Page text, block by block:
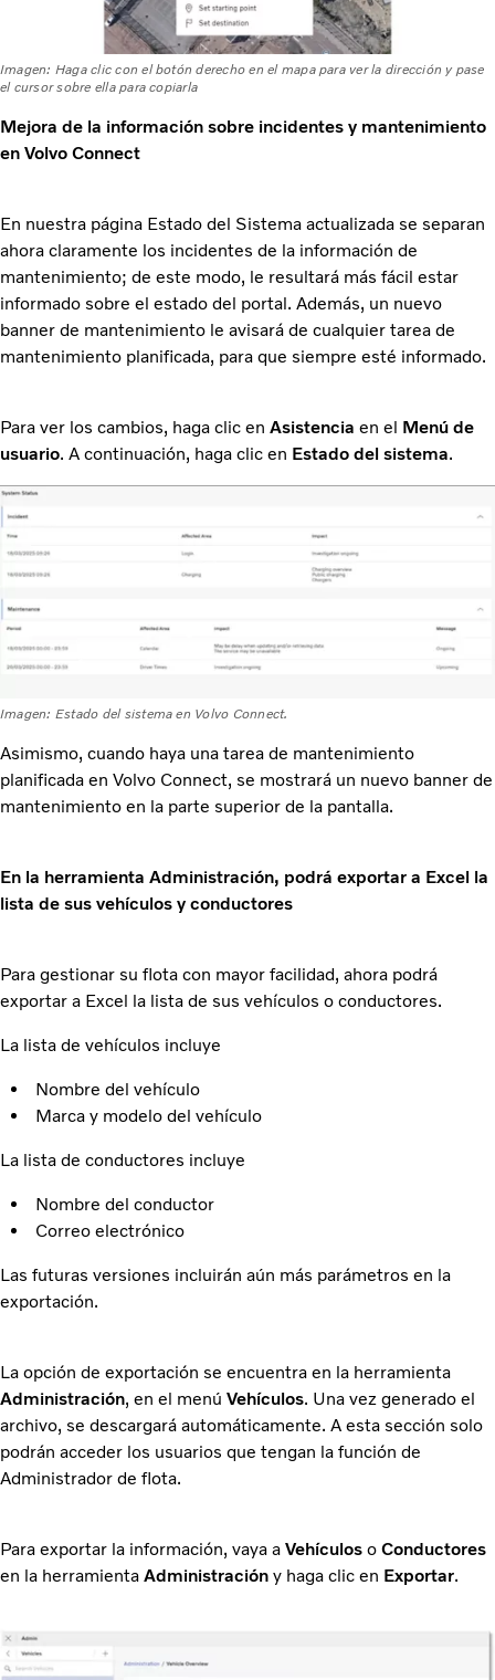
Imagen: Haga clic con el botón derecho en el mapa para ver la dirección y pase
el cursor sobre ella para copiarla
Mejora de la información sobre incidentes y mantenimiento
en Volvo Connect
En nuestra página Estado del Sistema actualizada se separan
ahora claramente los incidentes de la información de
mantenimiento; de este modo, le resultará más fácil estar
informado sobre el estado del portal. Además, un nuevo
banner de mantenimiento le avisará de cualquier tarea de
mantenimiento planificada, para que siempre esté informado.
Para ver los cambios, haga clic en Asistencia en el Menú de
usuario. A continuación, haga clic en Estado del sistema.
Imagen: Estado del sistema en Volvo Connect.
Asimismo, cuando haya una tarea de mantenimiento
planificada en Volvo Connect, se mostrará un nuevo banner de
mantenimiento en la parte superior de la pantalla.
En la herramienta Administración, podrá exportar a Excel la
lista de sus vehículos y conductores
Para gestionar su flota con mayor facilidad, ahora podrá
exportar a Excel la lista de sus vehículos o conductores.
La lista de vehículos incluye
Nombre del vehículo
Marca y modelo del vehículo
La lista de conductores incluye
Nombre del conductor
Correo electrónico
Las futuras versiones incluirán aún más parámetros en la
exportación.
La opción de exportación se encuentra en la herramienta
Administración, en el menú Vehículos. Una vez generado el
archivo, se descargará automáticamente. A esta sección solo
podrán acceder los usuarios que tengan la función de
Administrador de flota.
Para exportar la información, vaya a Vehículos o Conductores
en la herramienta Administración y haga clic en Exportar.